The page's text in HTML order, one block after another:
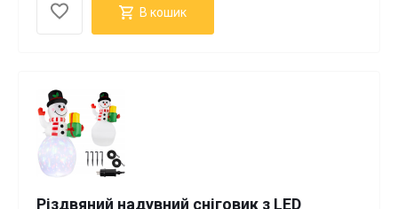
В кошик
Різдвяний надувний сніговик з LED